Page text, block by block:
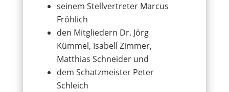
seinem Stellvertreter Marcus
Fröhlich
den Mitgliedern Dr. Jörg
Kümmel, Isabell Zimmer,
Matthias Schneider und
dem Schatzmeister Peter
Schleich